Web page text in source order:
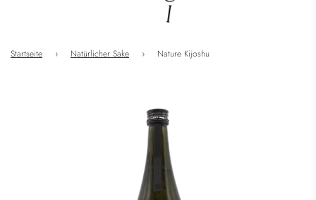
Startseite › Natürlicher Sake › Nature Kijoshu